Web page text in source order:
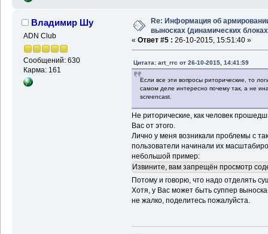
Владимир Шу
ADN Club
Сообщений: 630
Карма: 161
Re: Информация об
выносках (динамических
« Ответ #5 : 26-10-2015, 15:51:40 »
Цитата: art_rrc от 26-10-2015, 14:41:59
Если все эти вопросы риторические, то
самом деле интересно почему так, а не
screencast.
Не риторические, как человек
Вас от этого.
Лично у меня возникали проблемы с
пользователи начинали их
небольшой пример:
Извините, вам запрещён просмотр
Потому и говорю, что надо отделять
Хотя, у Вас может быть суппер
не жалко, поделитесь пожалуйста.